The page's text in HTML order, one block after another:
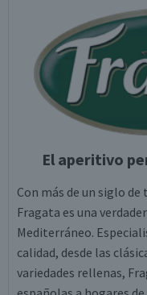
El aperitivo
Con más de un siglo
Fragata es una
Mediterráneo.
calidad, desde las
variedades rellenas,